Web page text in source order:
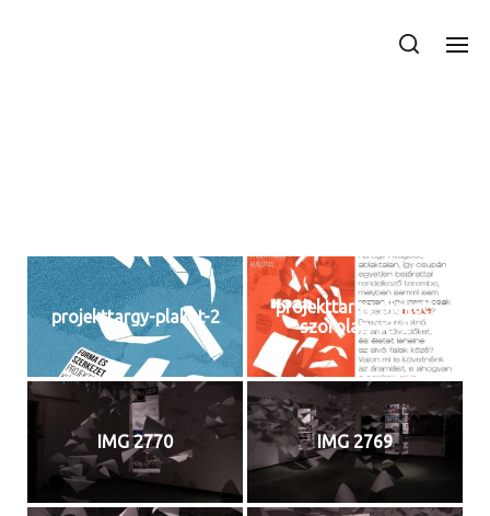
projekttargy-plakat-2
projekttargy-plakat-
szorolap-v2-2
IMG 2770 IMG 2769